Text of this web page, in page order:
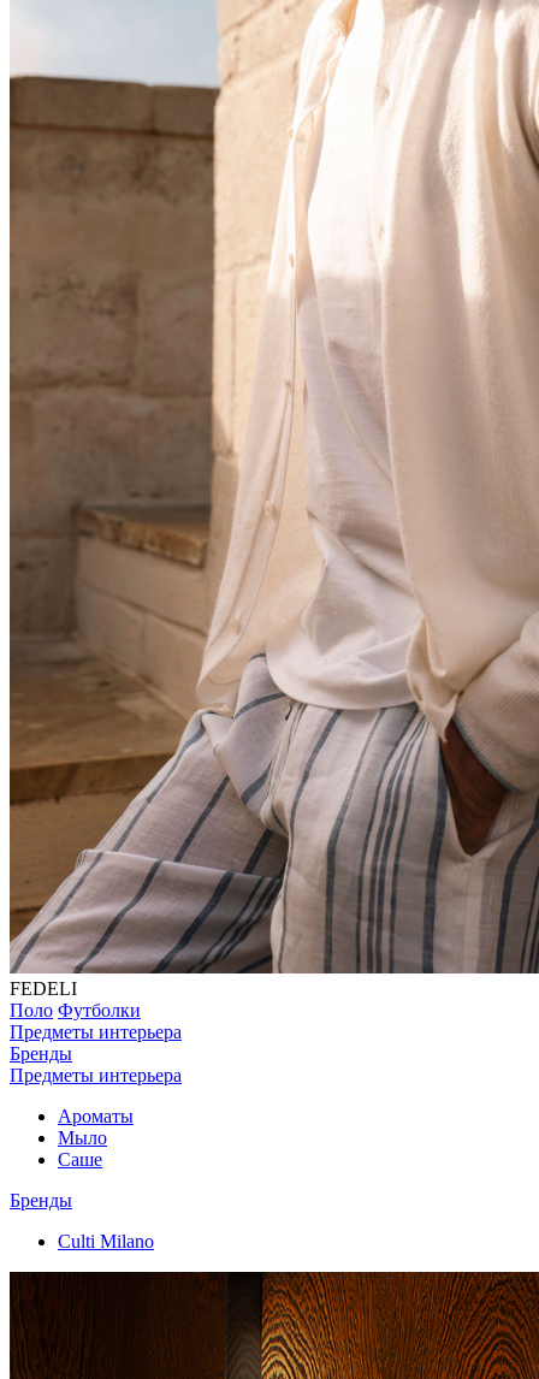
FEDELI
Поло Футболки
Предметы интерьера
Бренды
Предметы интерьера
Ароматы
Мыло
Саше
Бренды
Culti Milano